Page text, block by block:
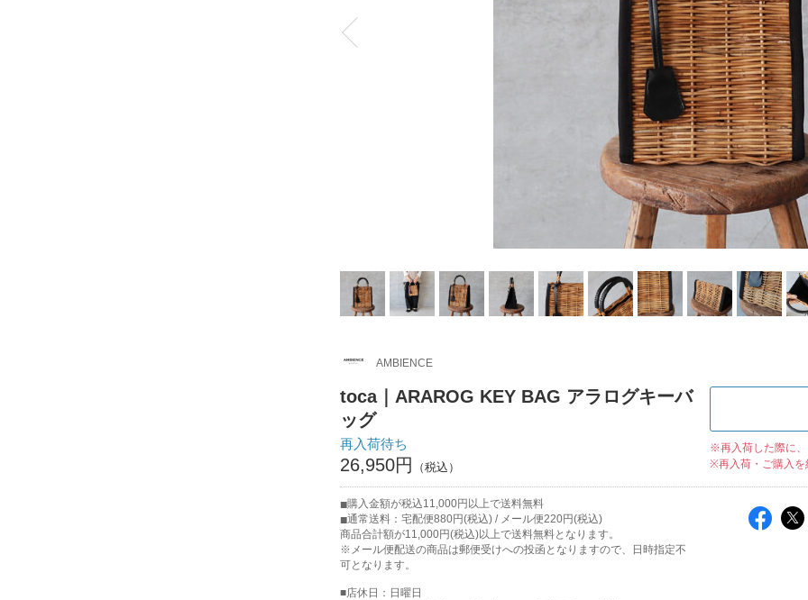
AMBIENCE
toca｜ARAROG KEY BAG アラログキーバ
ッグ
再入荷待ち
26,950円
※再入荷した際に
※再入荷・ご購入を
購入金額が税込11,000円以上で送料無料
通常送料：宅配便880円(税込) / メール便220円(税込)
商品合計額が11,000円(税込)以上で送料無料となります。
※メール便配送の商品は郵便受けへの投函となりますので、日時指定不
可となります。
■店休日：日曜日